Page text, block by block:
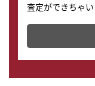
査定ができちゃ
どこからでもす